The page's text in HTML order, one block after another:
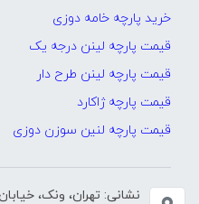
خرید پارچه خامه دوزی
قیمت پارچه لینن درجه یک
قیمت پارچه لینن طرح دار
قیمت پارچه ژاکارد
قیمت پارچه لنین سوزن دوزی